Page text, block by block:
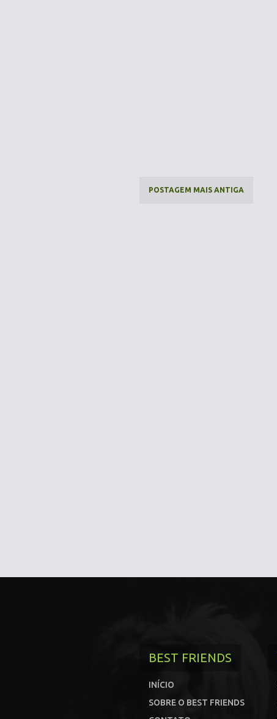
POSTAGEM MAIS ANTIGA
BEST FRIENDS
INÍCIO
SOBRE O BEST FRIENDS